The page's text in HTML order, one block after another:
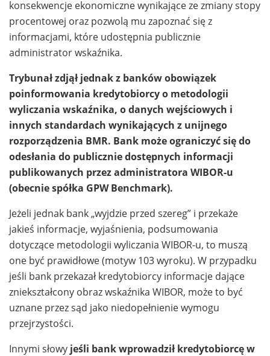
konsekwencje ekonomiczne wynikające ze zmiany stopy
procentowej oraz pozwolą mu zapoznać się z
informacjami, które udostępnia publicznie
administrator wskaźnika.
Trybunał zdjął jednak z banków obowiązek
poinformowania kredytobiorcy o metodologii
wyliczania wskaźnika, o danych wejściowych i
innych standardach wynikających z unijnego
rozporządzenia BMR. Bank może ograniczyć się do
odesłania do publicznie dostępnych informacji
publikowanych przez administratora WIBOR-u
(obecnie spółka GPW Benchmark).
Jeżeli jednak bank „wyjdzie przed szereg” i przekaże
jakieś informacje, wyjaśnienia, podsumowania
dotyczące metodologii wyliczania WIBOR-u, to muszą
one być prawidłowe (motyw 103 wyroku). W przypadku
jeśli bank przekazał kredytobiorcy informacje dające
zniekształcony obraz wskaźnika WIBOR, może to być
uznane przez sąd jako niedopełnienie wymogu
przejrzystości.
Innymi słowy jeśli bank wprowadził kredytobiorcę w